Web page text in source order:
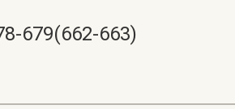
679(662-663)